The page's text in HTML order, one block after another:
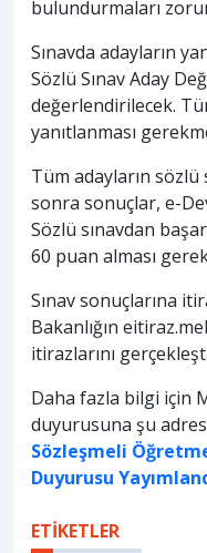
bulundurmaları
Sınavda adayların
Sözlü Sınav Aday
değerlendirilecek.
yanıtlanması
Tüm adayların sözlü
sonra sonuçlar, e-
Sözlü sınavdan
60 puan alması
Sınav sonuçlarına
Bakanlığın
itirazlarını
Daha fazla bilgi için
duyurusuna şu
Sözleşmeli
Duyurusu
ETİKETLER